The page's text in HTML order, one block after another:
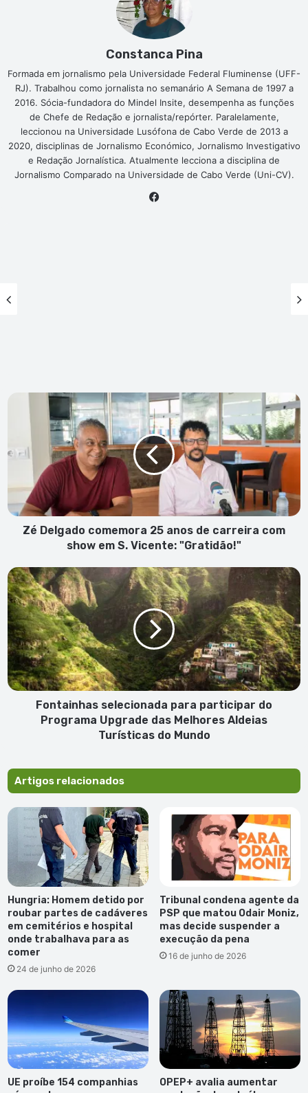
Constanca Pina
Formada em jornalismo pela Universidade Federal Fluminense (UFF-
RJ). Trabalhou como jornalista no semanário A Semana de 1997 a
2016. Sócia-fundadora do Mindel Insite, desempenha as funções
de Chefe de Redação e jornalista/repórter. Paralelamente,
leccionou na Universidade Lusófona de Cabo Verde de 2013 a
2020, disciplinas de Jornalismo Económico, Jornalismo Investigativo
e Redação Jornalística. Atualmente lecciona a disciplina de
Jornalismo Comparado na Universidade de Cabo Verde (Uni-CV).
comemora
anos
carreira
show
"Gratidão!"
Zé Delgado comemora 25 anos de carreira com
show em S. Vicente: "Gratidão!"
Fontainhas
selecionada
para
participar
do
Programa
Upgrade
das
Melhores
Aldeias
Turísticas
Fontainhas selecionada para participar do
Programa Upgrade das Melhores Aldeias
Turísticas do Mundo
Artigos relacionados
Hungria: Homem detido por
roubar partes de cadáveres
em cemitérios e hospital
onde trabalhava para as
comer
24 de junho de 2026
Tribunal condena agente da
PSP que matou Odair Moniz,
mas decide suspender a
execução da pena
16 de junho de 2026
UE proíbe 154 companhias
OPEP+ avalia aumentar